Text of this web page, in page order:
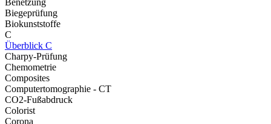
Biegeprüfung
Biokunststoffe
C
Überblick C
Charpy-Prüfung
Chemometrie
Composites
Computertomographie - CT
CO2-Fußabdruck
Colorist
Corona